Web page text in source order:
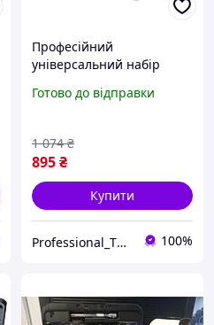
Професійний
універсальний набір
29шт. посилений кейс,
дому 14100 PPO26
Готово до відправки
895₴
1 074 ₴
Купити
Professional_TOOLS 100%